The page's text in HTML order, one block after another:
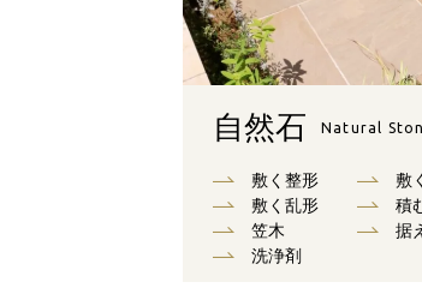
自然石 Natural
敷く整形 敷
敷く乱形
積
笠木
据
洗浄剤